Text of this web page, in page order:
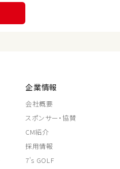
企業情報
会社概要
スポンサー・協賛
CM紹介
採用情報
7's GOLF